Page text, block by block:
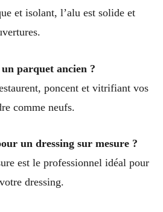
et isolant, l’alu est solide et
parquet ancien ?
poncent et vitrifiant vos
comme neufs.
un dressing sur mesure ?
est le professionnel idéal pour
dressing.